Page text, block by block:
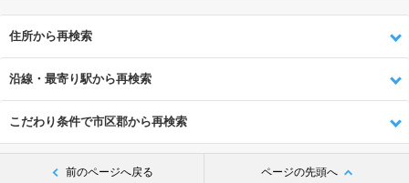
住所から再検索
沿線・最寄り駅から再検索
こだわり条件で市区郡から再検索
前のページへ戻る ページの先頭へ